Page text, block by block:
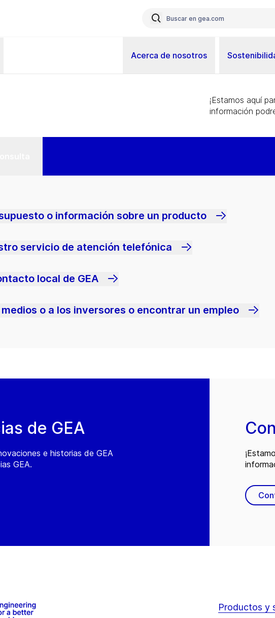
Acerca de nosotros
¡Estamos aquí
información
o información sobre un producto
servicio de atención telefónica
local de GEA
o a los inversores o encontrar un empleo
de GEA
e historias de GEA
GEA.
Productos y